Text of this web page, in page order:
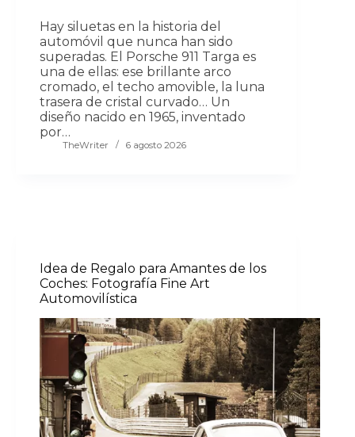
Hay siluetas en la historia del
automóvil que nunca han sido
superadas. El Porsche 911 Targa es
una de ellas: ese brillante arco
cromado, el techo amovible, la luna
trasera de cristal curvado… Un
diseño nacido en 1965, inventado
por…
TheWriter 6 agosto 2026
Idea de Regalo para Amantes de los
Coches: Fotografía Fine Art
Automovilística